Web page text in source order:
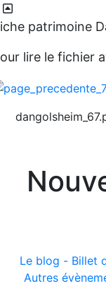
patrimoine
lire le fichier
Le blog - Billet
Autres